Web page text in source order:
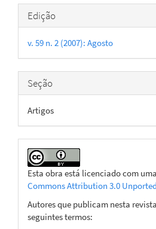
Detalhes
do
artigo
Edição
v. 59 n. 2 (2007): Agosto
Seção
Artigos
Esta obra está licenciado com
Commons Attribution 3.0
Autores que publicam nesta
seguintes termos: